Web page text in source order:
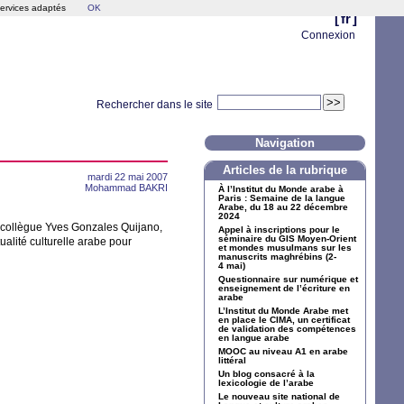
[ fr ]
Connexion
Rechercher dans le site
mardi 22 mai 2007
Mohammad BAKRI
Yves Gonzales Quijano,
culturelle arabe pour
Navigation
Articles de la rubrique
À l’Institut du Monde arabe à
Paris : Semaine de la langue
Arabe, du 18 au 22 décembre
2024
Appel à inscriptions pour le
séminaire du GIS Moyen-Orient
et mondes musulmans sur les
manuscrits maghrébins (2-
4 mai)
Questionnaire sur numérique et
enseignement de l’écriture en
arabe
L’Institut du Monde Arabe met
en place le CIMA , un certificat
de validation des compétences
en langue arabe
MOOC au niveau A1 en arabe
littéral
Un blog consacré à la
lexicologie de l’arabe
Le nouveau site national de
adaptés OK